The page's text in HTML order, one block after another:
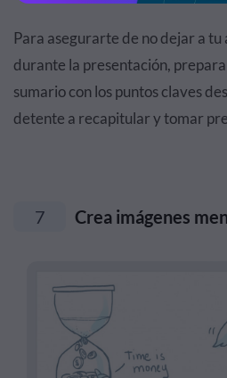
Para asegurarte de no dejar a
durante la presentación,
sumario con los puntos claves
detente a recapitular y tomar
7 Crea imágenes